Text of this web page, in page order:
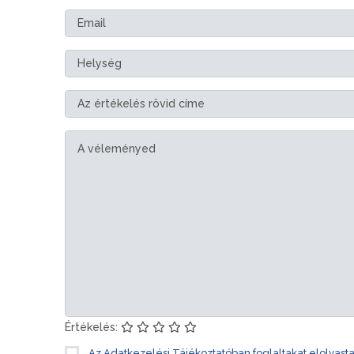
Értékelés: